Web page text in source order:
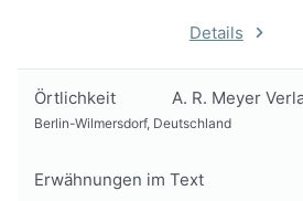
Details
Örtlichkeit A. R. Meyer
Berlin-Wilmersdorf, Deutschland
Erwähnungen im Text